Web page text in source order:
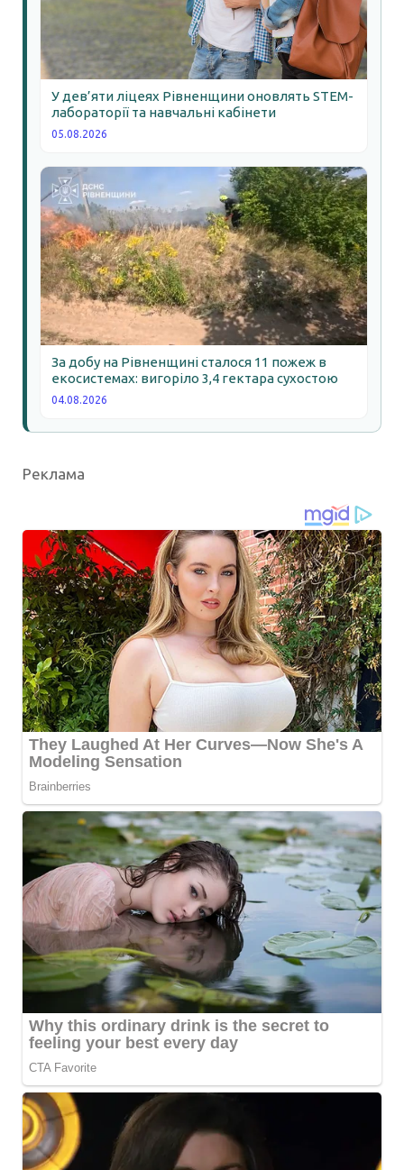
У дев’яти ліцеях Рівненщини оновлять STEM-
лабораторії та навчальні кабінети
05.08.2026
За добу на Рівненщині сталося 11 пожеж в
екосистемах: вигоріло 3,4 гектара сухостою
04.08.2026
Реклама